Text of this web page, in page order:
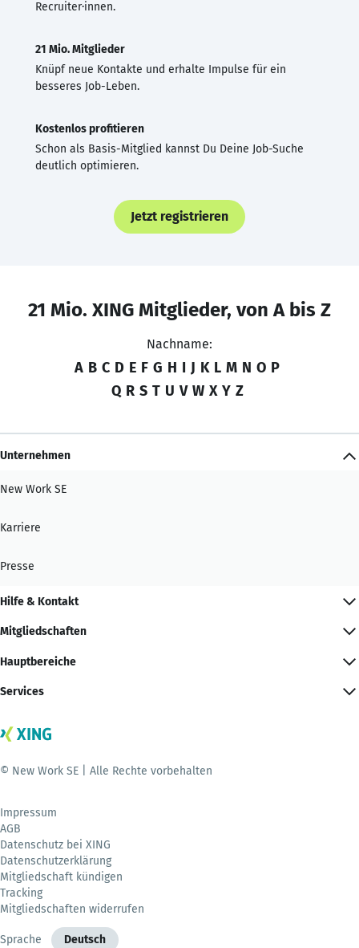
Recruiter·innen.
21 Mio. Mitglieder
Knüpf neue Kontakte und erhalte Impulse für ein
besseres Job-Leben.
Kostenlos profitieren
Schon als Basis-Mitglied kannst Du Deine Job-Suche
deutlich optimieren.
Jetzt registrieren
21 Mio. XING Mitglieder, von A bis Z
Nachname:
A B C D E F G H I J K L M N O P
Q R S T U V W X Y Z
Unternehmen
New Work SE
Karriere
Presse
Hilfe & Kontakt
Mitgliedschaften
Hauptbereiche
Services
© New Work SE | Alle Rechte vorbehalten
Impressum
AGB
Datenschutz bei XING
Datenschutzerklärung
Mitgliedschaft kündigen
Tracking
Mitgliedschaften widerrufen
Sprache Deutsch